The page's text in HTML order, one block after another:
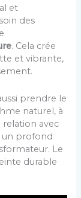
et
des
. Cela crée
et vibrante,
prendre le
naturel, à
relation avec
un profond
Le
durable